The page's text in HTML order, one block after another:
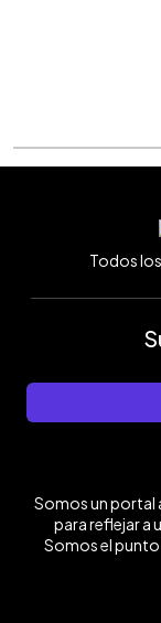
Todos
Somos un
para reflejar a
Somos el punto